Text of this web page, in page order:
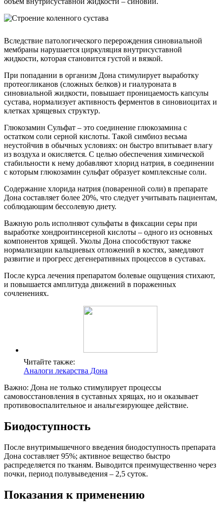
Вследствие патологического перерождения синовиальной
мембраны нарушается циркуляция внутрисуставной
жидкости, которая становится густой и вязкой.
При попадании в организм Дона стимулирует выработку
протеогликанов (сложных белков) и гиалуроната в
синовиальной жидкости, повышает проницаемость капсулы
сустава, нормализует активность ферментов в синовиоцитах и
клетках хрящевых структур.
Глюкозамин Сульфат – это соединение глюкозамина с
остатком соли серной кислоты. Такой симбиоз весьма
неустойчив в обычных условиях: он быстро впитывает влагу
из воздуха и окисляется. С целью обеспечения химической
стабильности к нему добавляют хлорид натрия, в соединении
с которым глюкозамин сульфат образует комплексные соли.
Содержание хлорида натрия (поваренной соли) в препарате
Дона составляет более 20%, что следует учитывать пациентам,
соблюдающим бессолевую диету.
Важную роль исполняют сульфаты в фиксации серы при
выработке хондроитинсерной кислоты – одного из основных
компонентов хрящей. Уколы Дона способствуют также
нормализации кальциевых отложений в костях, замедляют
развитие и прогресс дегенеративных процессов в суставах.
После курса лечения препаратом болевые ощущения стихают,
и повышается амплитуда движений в пораженных
сочленениях.
Читайте также:
Аналоги лекарства Дона
Важно: Дона не только стимулирует процессы
самовосстановления в суставных хрящах, но и оказывает
противовоспалительное и анальгезирующее действие.
Биодоступность
После внутримышечного введения биодоступность препарата
Дона составляет 95%; активное вещество быстро
распределяется по тканям. Выводится преимущественно через
почки, период полувыведения – 2,5 суток.
Показания к применению